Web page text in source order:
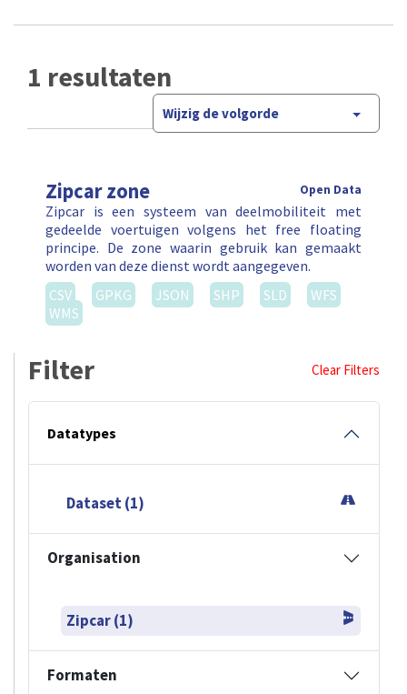
1 resultaten
Wijzig de volgorde
Zipcar zone Open Data
Zipcar is een systeem van deelmobiliteit met
gedeelde voertuigen volgens het free floating
principe. De zone waarin gebruik kan gemaakt
worden van deze dienst wordt aangegeven.
CSV
GPKG JSON SHP SLD
WFS
WMS
Filter Clear Filters
Datatypes
Dataset (1)
Organisation
Zipcar (1)
Formaten